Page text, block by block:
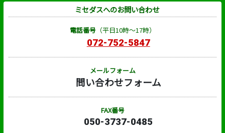
ミセダスへのお問い合わせ
電話番号（平日10時～17時）
072-752-5847
メールフォーム
問い合わせフォーム
FAX番号
050-3737-0485